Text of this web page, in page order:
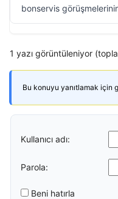
bonservis
1 yazı görüntüleniyor
Bu konuyu yanıtlamak için
Kullanıcı adı:
Parola:
Beni hatırla